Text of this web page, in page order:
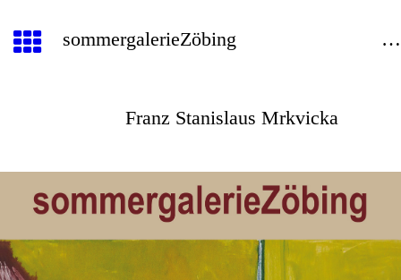
Franz Stanislaus Mrkvicka